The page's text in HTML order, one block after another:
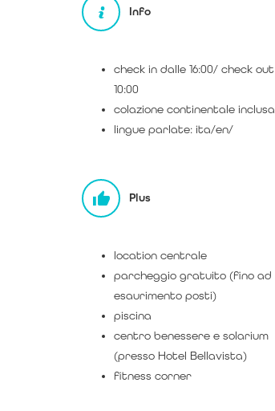
Info
check in dalle 16:00/ check out
10:00
colazione continentale inclusa
lingue parlate: ita/en/
Plus
location centrale
parcheggio gratuito (fino ad
esaurimento posti)
piscina
centro benessere e solarium
(presso Hotel Bellavista)
fitness corner